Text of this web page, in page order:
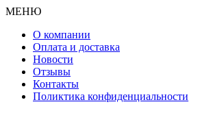
МЕНЮ
О компании
Оплата и доставка
Новости
Отзывы
Контакты
Поликтика конфиденциальности